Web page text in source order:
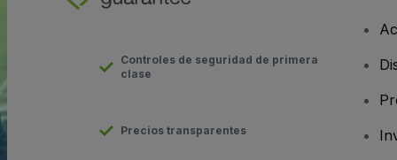
Controles de seguridad de primera
clase
Precios transparentes